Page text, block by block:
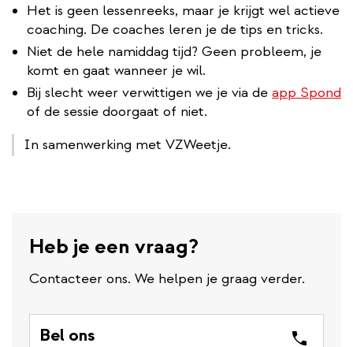
Het is geen lessenreeks, maar je krijgt wel actieve
coaching. De coaches leren je de tips en tricks.
Niet de hele namiddag tijd? Geen probleem, je
komt en gaat wanneer je wil.
Bij slecht weer verwittigen we je via de app Spond
of de sessie doorgaat of niet.
In samenwerking met VZWeetje.
Heb je een vraag?
Contacteer ons. We helpen je graag verder.
Bel ons